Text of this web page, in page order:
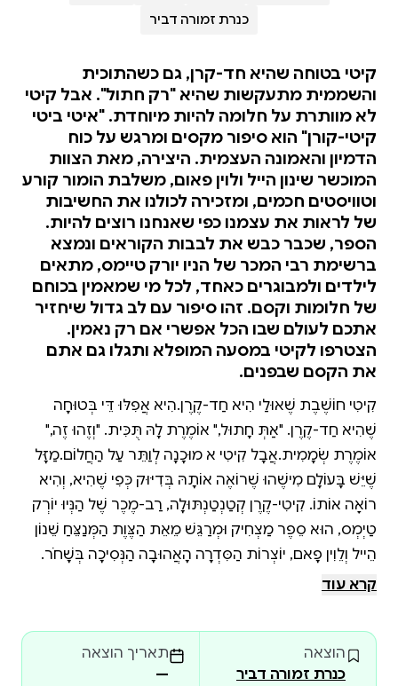
כנרת זמורה דביר
קיטי בטוחה שהיא חד-קרן, גם כשהתוכית
והשממית מתעקשות שהיא "רק חתול". אבל קיטי
לא מוותרת על חלומה להיות מיוחדת. "איטי ביטי
קיטי-קורן" הוא סיפור מקסים ומרגש על כוח
הדמיון והאמונה העצמית. היצירה, מאת הצוות
המוכשר שינון הייל ולוין פאום, משלבת הומור קורע
וטוויסטים חכמים, ומזכירה לכולנו את החשיבות
של לראות את עצמנו כפי שאנחנו רוצים להיות.
הספר, שכבר כבש את לבבות הקוראים ונמצא
ברשימת רבי המכר של הניו יורק טיימס, מתאים
לילדים ולמבוגרים כאחד, לכל מי שמאמין בכוחם
של חלומות וקסם. זהו סיפור עם לב גדול שיחזיר
אתכם לעולם שבו הכל אפשרי אם רק נאמין.
הצטרפו לקיטי במסעה המופלא ותגלו גם אתם
את הקסם שבפנים.
קִיטִי חוֹשֶׁבֶת שֶׁאוּלַי הִיא חַד-קֶרֶן.הִיא אֲפִלּוּ דֵּי בְּטוּחָה
שֶׁהִיא חַד-קֶרֶן. "אַתְּ חָתוּל," אוֹמֶרֶת לָהּ תֻּכִּית. "וְזֶהוּ זֶה,"
אוֹמֶרֶת שְׂמָמִית.אֲבָל קִיטִי לֹא מוּכָנָה לְוַתֵּר עַל הַחֲלוֹם.מַזָּל
שֶׁיֵּשׁ בָּעוֹלָם מִישֶׁהוּ שֶׁרוֹאֶה אוֹתָהּ בְּדִיּוּק כְּפִי שֶׁהִיא, וְהִיא
רוֹאָה אוֹתוֹ. קִיטִי-קֶרֶן קְטַנְטַנְתּוּלָה, רַב-מֶכֶר שֶׁל הַנְּיוּ יוֹרְק
טַיְמְס, הוּא סֵפֶר מַצְחִיק וּמְרַגֵּשׁ מֵאֵת הַצֶּוֶת הַמְּנַצֵּחַ שֵׁנוֹן
הֵייל וְלֵוִין פָאם, יוֹצְרוֹת הַסִּדְרָה הָאֲהוּבָה הַנְּסִיכָה בְּשָׁחֹר.
"דְּמוּיוֹת מַקְסִימוֹת, הוּמוֹר קוֹרֵעַ וּטְוִיסְטִים חֲכָמִים בָּעֲלִילָה."
הַנְּיוּ יוֹרְק טַיְמְס הצצה לספר
קרא עוד
הוצאה
כנרת זמורה דביר
תאריך הוצאה
—